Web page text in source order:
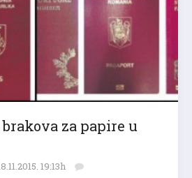
za papire u
19:13h